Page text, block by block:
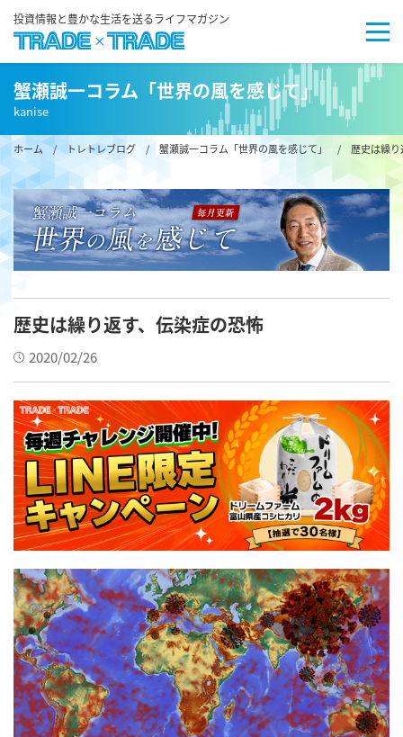
投資情報と豊かな生活を送るライフマガジン
蟹瀬誠一コラム「世界の風を感じて」
kanise
ホーム/ トレトレブログ / 蟹瀬誠一コラム「世界の風を感じて」 / 歴史は繰り
歴史は繰り返す、伝染症の恐怖
2020/02/26